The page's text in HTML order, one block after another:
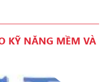
KỸ NĂNG MỀM VÀ